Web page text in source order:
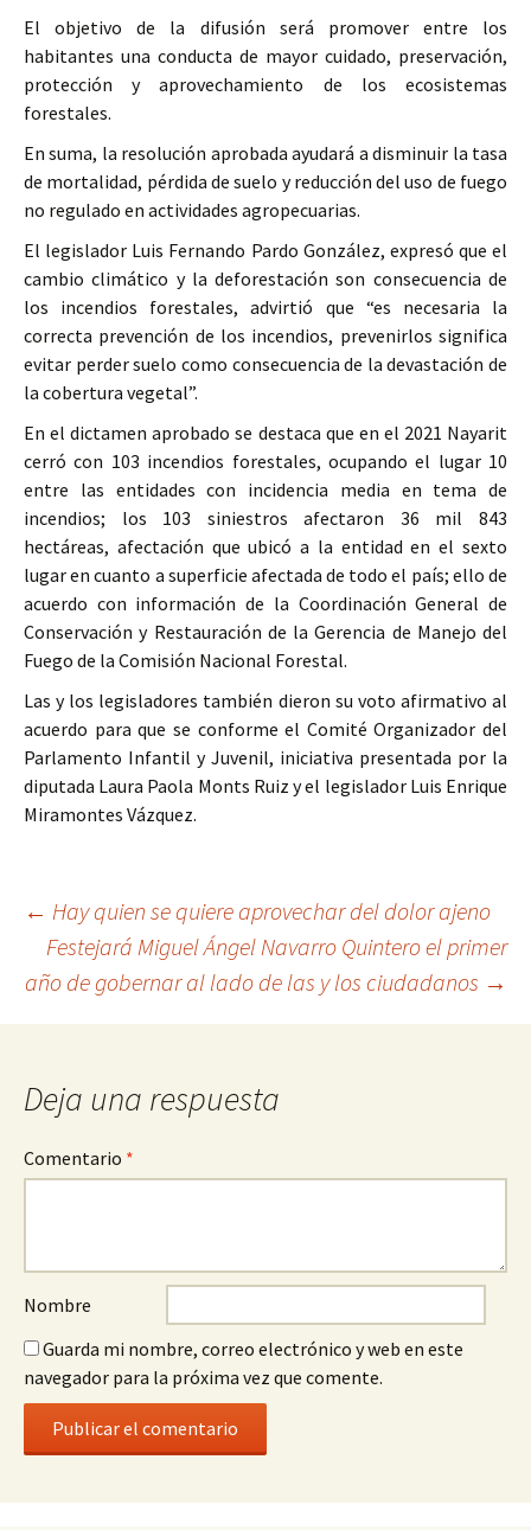
El objetivo de la difusión será promover entre los
habitantes una conducta de mayor cuidado, preservación,
protección y aprovechamiento de los ecosistemas
forestales.
En suma, la resolución aprobada ayudará a disminuir la tasa
de mortalidad, pérdida de suelo y reducción del uso de fuego
no regulado en actividades agropecuarias.
El legislador Luis Fernando Pardo González, expresó que el
cambio climático y la deforestación son consecuencia de
los incendios forestales, advirtió que “es necesaria la
correcta prevención de los incendios, prevenirlos significa
evitar perder suelo como consecuencia de la devastación de
la cobertura vegetal”.
En el dictamen aprobado se destaca que en el 2021 Nayarit
cerró con 103 incendios forestales, ocupando el lugar 10
entre las entidades con incidencia media en tema de
incendios; los 103 siniestros afectaron 36 mil 843
hectáreas, afectación que ubicó a la entidad en el sexto
lugar en cuanto a superficie afectada de todo el país; ello de
acuerdo con información de la Coordinación General de
Conservación y Restauración de la Gerencia de Manejo del
Fuego de la Comisión Nacional Forestal.
Las y los legisladores también dieron su voto afirmativo al
acuerdo para que se conforme el Comité Organizador del
Parlamento Infantil y Juvenil, iniciativa presentada por la
diputada Laura Paola Monts Ruiz y el legislador Luis Enrique
Miramontes Vázquez.
← Hay quien se quiere aprovechar del dolor ajeno
Festejará Miguel Ángel Navarro Quintero el primer
año de gobernar al lado de las y los ciudadanos →
Deja una respuesta
Comentario *
Nombre
Guarda mi nombre, correo electrónico y web en este
navegador para la próxima vez que comente.